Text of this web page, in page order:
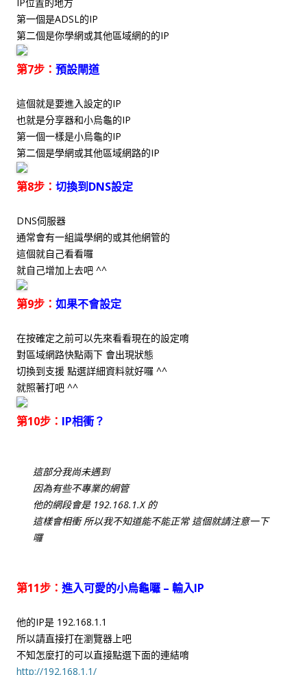
第一個是ADSL的IP
第二個是你學網或其他區域網的的IP
第7步： 預設閘道
這個就是要進入設定的IP
也就是分享器和小烏龜的IP
第一個一樣是小烏龜的IP
第二個是學網或其他區域網路的IP
第8步： 切換到DNS設定
DNS伺服器
通常會有一組識學網的或其他網管的
這個就自己看看囉
就自己增加上去吧 ^^
第9步： 如果不會設定
在按確定之前可以先來看看現在的設定唷
對區域網路快點兩下 會出現狀態
切換到支援 點選詳細資料就好囉 ^^
就照著打吧 ^^
第10步： IP相衝？
這部分我尚未遇到
因為有些不專業的網管
他的網段會是 192.168.1.X 的
這樣會相衝 所以我不知道能不能正常 這個就請注意一下
囉
第11步： 進入可愛的小烏龜囉 – 輸入IP
他的IP是 192.168.1.1
所以請直接打在瀏覽器上吧
不知怎麼打的可以直接點選下面的連結唷
http://192.168.1.1/